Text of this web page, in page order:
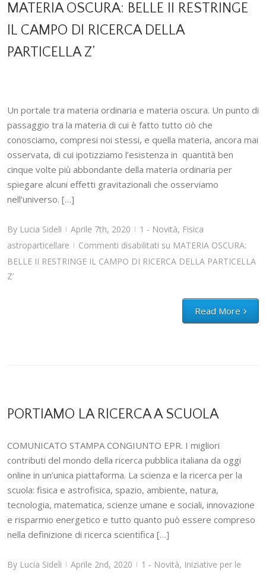
MATERIA OSCURA: BELLE II RESTRINGE
IL CAMPO DI RICERCA DELLA
PARTICELLA Z’
Un portale tra materia ordinaria e materia oscura. Un punto di
passaggio tra la materia di cui è fatto tutto ciò che
conosciamo, compresi noi stessi, e quella materia, ancora mai
osservata, di cui ipotizziamo l’esistenza in quantità ben
cinque volte più abbondante della materia ordinaria per
spiegare alcuni effetti gravitazionali che osserviamo
nell’universo. […]
By Lucia Sideli | Aprile 7th, 2020 | 1 - Novità, Fisica
astroparticellare
| Commenti disabilitati su MATERIA OSCURA:
BELLE II RESTRINGE IL CAMPO DI RICERCA DELLA PARTICELLA
Z’
Read More
PORTIAMO LA RICERCA A SCUOLA
COMUNICATO STAMPA CONGIUNTO EPR. I migliori
contributi del mondo della ricerca pubblica italiana da oggi
online in un’unica piattaforma. La scienza e la ricerca per la
scuola: fisica e astrofisica, spazio, ambiente, natura,
tecnologia, matematica, scienze umane e sociali, innovazione
e risparmio energetico e tutto quanto può essere compreso
nella definizione di ricerca scientifica […]
By Lucia Sideli | Aprile 2nd, 2020 | 1 - Novità, Iniziative per le